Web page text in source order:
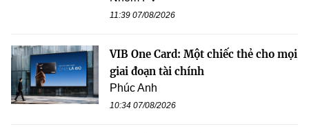
11:39 07/08/2026
VIB One Card: Một chiếc thẻ cho mọi
giai đoạn tài chính
Phúc Anh
10:34 07/08/2026